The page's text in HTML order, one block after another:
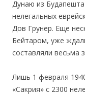
Дунаю из
нелегальных
Дов Грунер. Еще
Бейтаром, уже
составляли весьма
Лишь 1 февраля
«Сакрия» с 2300